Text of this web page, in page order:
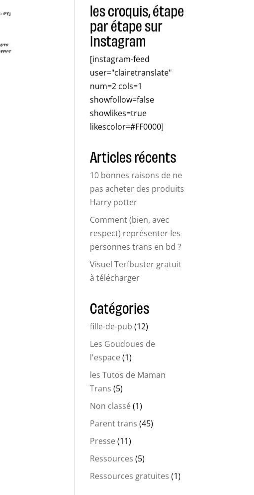
les croquis, étape
par étape sur
Instagram
[instagram-feed
user="clairetranslate"
num=2 cols=1
showfollow=false
showlikes=true
likescolor=#FF0000]
Articles récents
10 bonnes raisons de ne
pas acheter des produits
Harry potter
Comment (bien, avec
respect) représenter les
personnes trans en bd ?
Visuel Terfbuster gratuit
à télécharger
Catégories
fille-de-pub (12)
Les Goudoues de
l'espace(1)
les Tutos de Maman
Trans (5)
Non classé(1)
Parent trans (45)
Presse(11)
Ressources (5)
Ressources gratuites (1)